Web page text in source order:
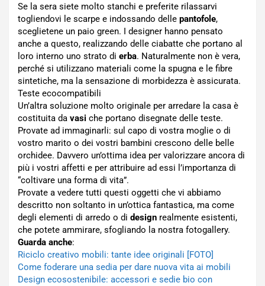
Se la sera siete molto stanchi e preferite rilassarvi
togliendovi le scarpe e indossando delle pantofole,
sceglietene un paio green. I designer hanno pensato
anche a questo, realizzando delle ciabatte che portano al
loro interno uno strato di erba. Naturalmente non è vera,
perché si utilizzano materiali come la spugna e le fibre
sintetiche, ma la sensazione di morbidezza è assicurata.
Teste ecocompatibili
Un’altra soluzione molto originale per arredare la casa è
costituita da vasi che portano disegnate delle teste.
Provate ad immaginarli: sul capo di vostra moglie o di
vostro marito o dei vostri bambini crescono delle belle
orchidee. Davvero un’ottima idea per valorizzare ancora di
più i vostri affetti e per attribuire ad essi l’importanza di
“coltivare una forma di vita”.
Provate a vedere tutti questi oggetti che vi abbiamo
descritto non soltanto in un’ottica fantastica, ma come
degli elementi di arredo o di design realmente esistenti,
che potete ammirare, sfogliando la nostra fotogallery.
Guarda anche:
Riciclo creativo mobili: tante idee originali [FOTO]
Come foderare una sedia per dare nuova vita ai mobili
Design ecosostenibile: accessori e sedie bio con